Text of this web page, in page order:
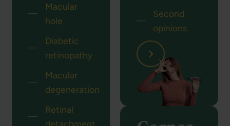
Macular
hole
Diabetic
retinopathy
Macular
degeneration
Retinal
detachment
Second
opinions